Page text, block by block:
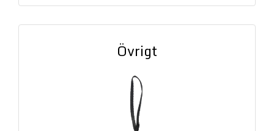
Övrigt